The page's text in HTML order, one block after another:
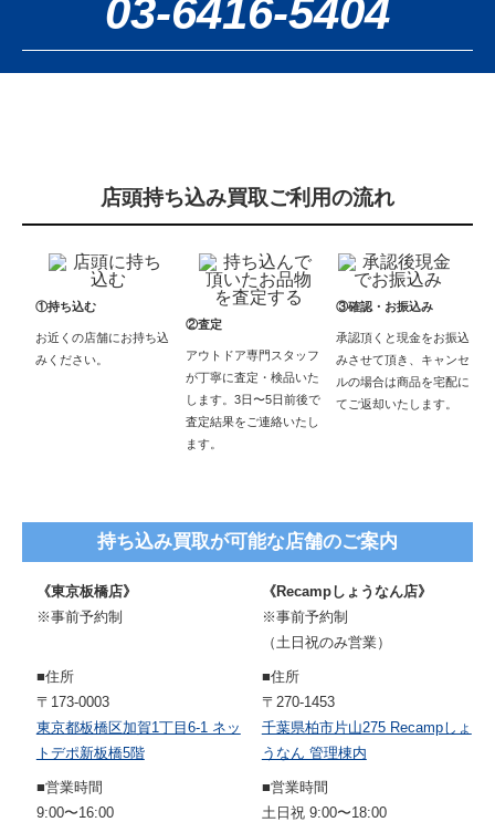
03-6416-5404
店頭持ち込み買取ご利用の流れ
①持ち込む
お近くの店舗にお持ち込
みください。
②査定
アウトドア専門スタッフ
が丁寧に査定・検品いた
します。3日〜5日前後で
査定結果をご連絡いたし
ます。
③確認・お振込み
承認頂くと現金をお振込
みさせて頂き、キャンセ
ルの場合は商品を宅配に
てご返却いたします。
持ち込み買取が可能な店舗のご案内
《東京板橋店》
※事前予約制
■住所
〒173-0003
東京都板橋区加賀1丁目6-1 ネッ
トデポ新板橋5階
■営業時間
9:00〜16:00
《Recampしょうなん店》
※事前予約制
（土日祝のみ営業）
■住所
〒270-1453
千葉県柏市片山275 Recampしょ
うなん 管理棟内
■営業時間
土日祝 9:00〜18:00